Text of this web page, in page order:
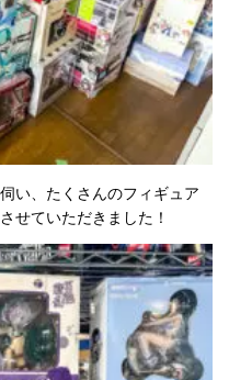
い、たくさんのフィギュア
せていただきました！